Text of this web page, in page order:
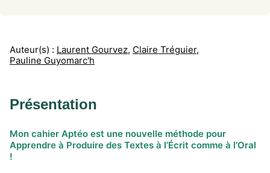
Auteur(s) : Laurent Gourvez, Claire Tréguier,
Pauline Guyomarc'h
Présentation
Mon cahier Aptéo est une nouvelle méthode pour
Apprendre à Produire des Textes à l’Écrit comme à l’Oral
!